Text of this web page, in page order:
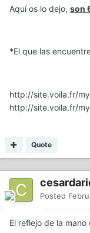
Aquí os lo dejo, son
*El que las
http://site.voila.fr/
http://site.voila.fr/
Quote
Posted
El reflejo de la